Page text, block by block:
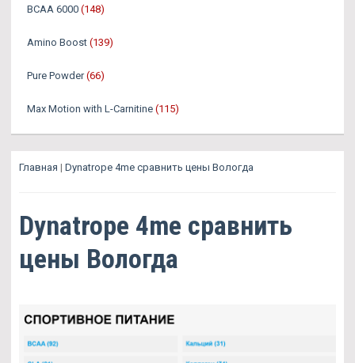
BCAA 6000 (148)
Amino Boost (139)
Pure Powder (66)
Max Motion with L-Carnitine (115)
Главная | Dynatrope 4me сравнить цены Вологда
Dynatrope 4me сравнить
цены Вологда